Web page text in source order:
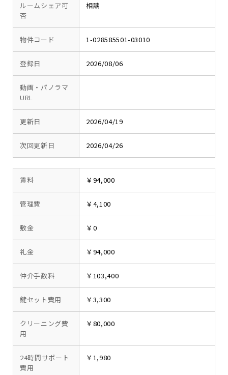
ルームシェア可
否
相談
物件コード 1-028585501-03010
登録日 2026/08/06
動画・パノラマ
URL
更新日 2026/04/19
次回更新日 2026/04/26
賃料 ￥94,000
管理費 ￥4,100
敷金 ￥0
礼金 ￥94,000
仲介手数料 ￥103,400
鍵セット費用 ￥3,300
クリーニング費
用
￥80,000
24時間サポート
費用
￥1,980